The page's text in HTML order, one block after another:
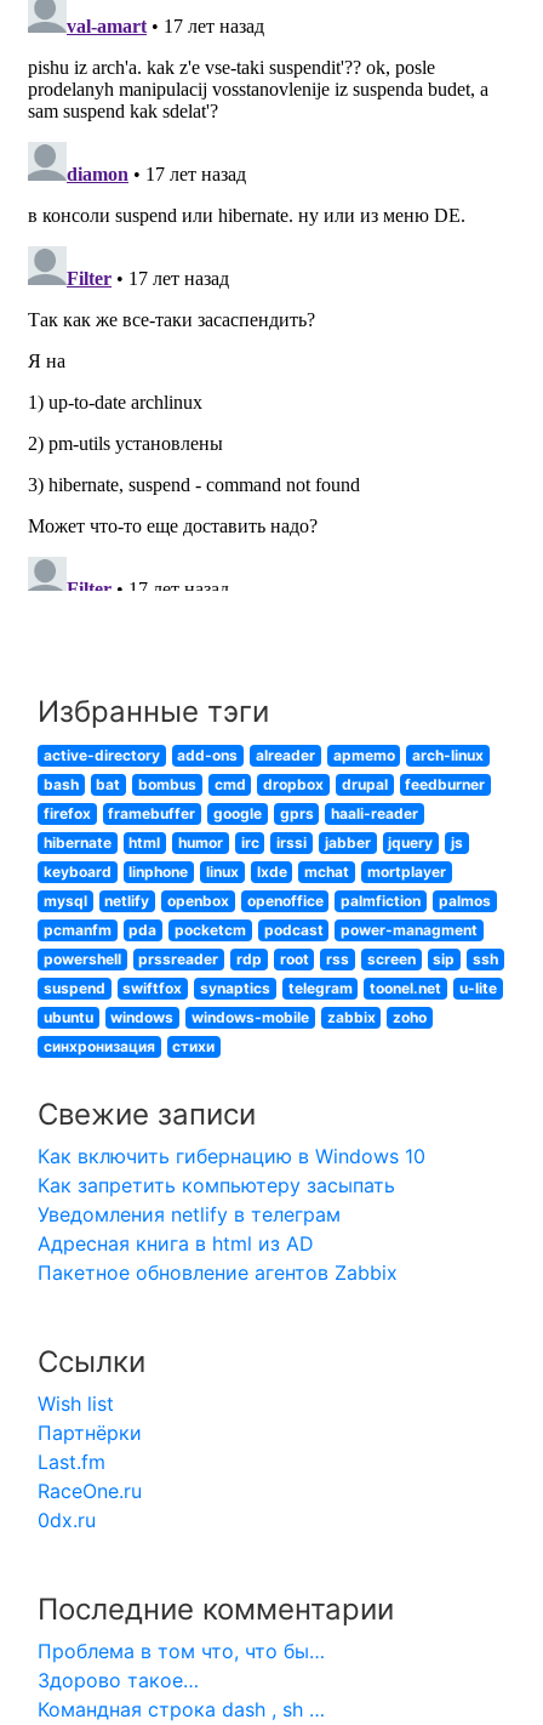
Избранные тэги
active-directory add-ons alreader apmemo
arch-linux
bash
bat bombus cmd dropbox drupal
feedburner
firefox
framebuffer google gprs
haali-reader
hibernate
html humor irc irssi jabber jquery
js
keyboard
linphone linux lxde mchat
mortplayer
mysql
netlify openbox openoffice palmfiction
palmos
pcmanfm
pda pocketcm podcast
power-managment
powershell
prssreader rdp root rss screen sip
ssh
suspend
swiftfox synaptics telegram toonel.net
u-lite
ubuntu
windows windows-mobile zabbix
zoho
синхронизация
стихи
Свежие записи
Как включить гибернацию в Windows 10
Как запретить компьютеру засыпать
Уведомления netlify в телеграм
Адресная книга в html из AD
Пакетное обновление агентов Zabbix
Ссылки
Wish list
Партнёрки
Last.fm
RaceOne.ru
0dx.ru
Последние комментарии
Проблема в том что, что бы…
Здорово такое…
Командная строка dash , sh …